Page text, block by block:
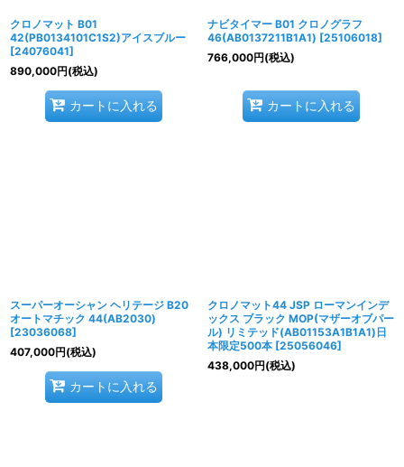
クロノマット B01
42(PB0134101C1S2)アイスブルー
[24076041]
890,000円(税込)
カートに入れる
ナビタイマー B01 クロノグラフ
46(AB0137211B1A1) [25106018]
766,000円(税込)
カートに入れる
スーパーオーシャン ヘリテージ B20
オートマチック 44(AB2030)
[23036068]
407,000円(税込)
カートに入れる
クロノマット44 JSP ローマンインデ
ックス ブラック MOP(マザーオブパー
ル) リミテッド(AB01153A1B1A1)日
本限定500本 [25056046]
438,000円(税込)